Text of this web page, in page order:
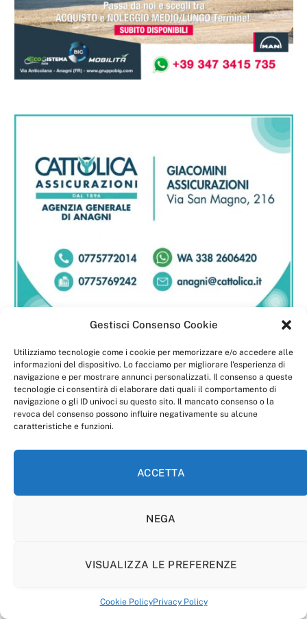
Gestisci Consenso Cookie
Utilizziamo tecnologie come i cookie per memorizzare e/o accedere alle
informazioni del dispositivo. Lo facciamo per migliorare l'esperienza di
navigazione e per mostrare annunci personalizzati. Il consenso a queste
tecnologie ci consentirà di elaborare dati quali il comportamento di
navigazione o gli ID univoci su questo sito. Il mancato consenso o la
revoca del consenso possono influire negativamente su alcune
caratteristiche e funzioni.
ACCETTA
NEGA
VISUALIZZA LE PREFERENZE
Cookie PolicyPrivacy Policy